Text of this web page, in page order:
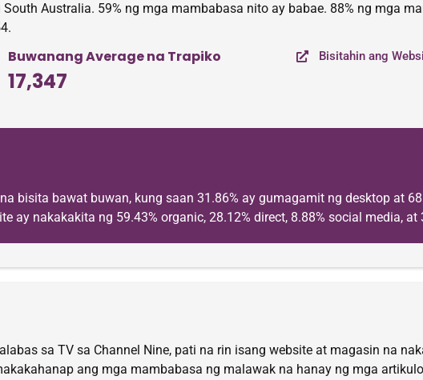
Australia. 59% ng mga mambabasa nito ay babae. 88% ng mga
Buwanang Average na Trapiko
17,347
Bisitahin ang
bisita bawat buwan, kung saan 31.86% ay gumagamit ng desktop at
ay nakakakita ng 59.43% organic, 28.12% direct, 8.88% social media, at
sa TV sa Channel Nine, pati na rin isang website at magasin na
ang mga mambabasa ng malawak na hanay ng mga